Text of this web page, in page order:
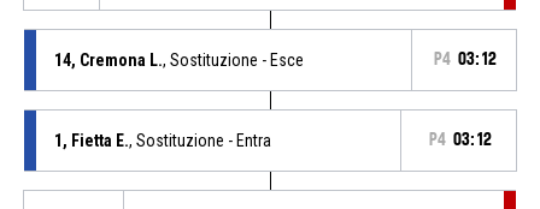
14, Cremona L., Sostituzione - Esce P4 03:12
1, Fietta E., Sostituzione - Entra P4 03:12